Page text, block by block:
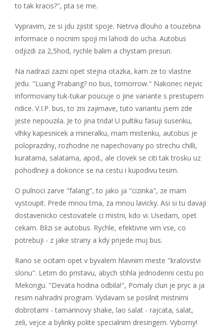
to tak kracis?", pta se me.
Vypravim, ze si jdu zjistit spoje. Netrva dlouho a touzebna
informace o nocnim spoji mi lahodi do ucha. Autobus
odjizdi za 2,5hod, rychle balim a chystam presun.
Na nadrazi zazni opet stejna otazka, kam ze to vlastne
jedu. "Luang Prabang? no bus, tomorrow." Nakonec nejvic
informovany tuk-tukar poucuje o jine variante s prestupem
ridice. V.I.P. bus, to zni zajimave, tuto variantu jsem zde
jeste nepouzila. Je to jina trida! U pultiku fasuji susenku,
vlhky kapesnicek a mineralku, mam mistenku, autobus je
poloprazdny, rozhodne ne napechovany po strechu chilli,
kuratama, salatama, apod., ale clovek se citi tak trosku uz
pohodlneji a dokonce se na cestu i kupodivu tesim.
O pulnoci zarve "falang", to jako ja "cizinka", ze mam
vystoupit. Prede mnou tma, za mnou lavicky. Asi si tu davaji
dostavenicko cestovatele ci mistni, kdo vi. Usedam, opet
cekam. Blizi se autobus. Rychle, efektivne vim vse, co
potrebuji - z jake strany a kdy prijede muj bus.
Rano se ocitam opet v byvalem hlavnim meste "kralovstvi
slonu". Letim do pristavu, abych stihla jednodenni cestu po
Mekongu. "Devata hodina odbila!", Pomaly clun je pryc a ja
resim nahradni program. Vydavam se posilnit mistnimi
dobrotami - tamarinovy shake, lao salat - rajcata, salat,
zeli, vejce a bylinky polite specialnim dresingem. Vyborny!